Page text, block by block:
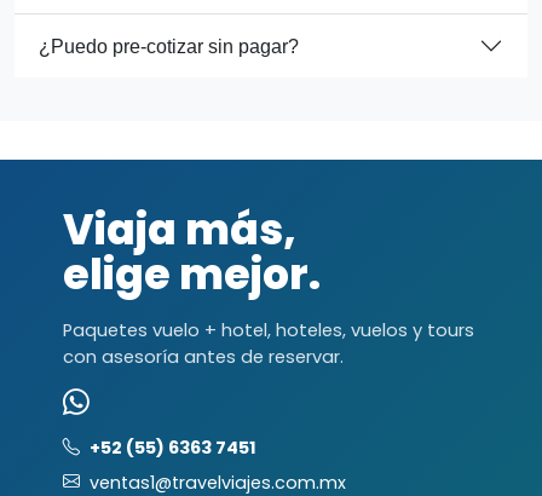
¿Puedo pre-cotizar sin pagar?
Viaja más,
elige mejor.
Paquetes vuelo + hotel, hoteles, vuelos y tours
con asesoría antes de reservar.
+52 (55) 6363 7451
ventas1@travelviajes.com.mx